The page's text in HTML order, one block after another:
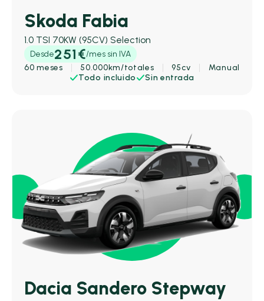
Skoda Fabia
1.0 TSI 70KW (95CV) Selection
Desde251€/mes sin IVA
60 meses
50.000km/totales 95cv
Manual
Todo incluido
Sin entrada
Dacia Sandero Stepway